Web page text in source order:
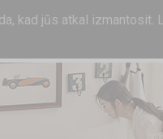
kad jūs atkal izmantosit.